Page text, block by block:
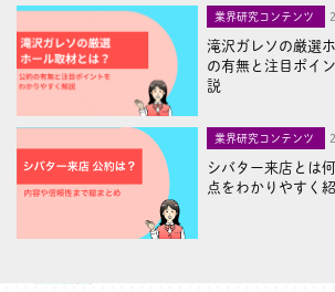
業界研究コンテンツ
滝沢ガレソの厳選
の有無と注目ポイ
説
業界研究コンテンツ
シバター来店とは
点をわかりやすく紹